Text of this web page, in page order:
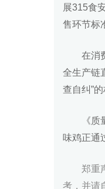
展315食
售环节标
在消
全生产链
查自纠”
《
味鸡正通
郑重
考，并请